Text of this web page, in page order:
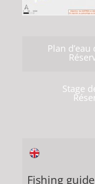
Plan
Stage
Fishing guide